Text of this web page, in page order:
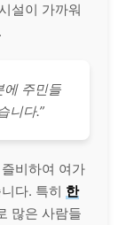
설이 가까워
에 주민들
니다.”
비하여 여가
다. 특히 한
많은 사람들